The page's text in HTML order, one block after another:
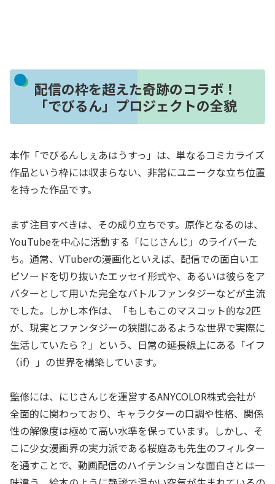
配信の枠を超えた奇跡のコラボ！
「でびるん」プロジェクトの全貌
本作「でびるんしぇあはうすっ」は、単なるコミカライズ
作品という枠には収まらない、非常にユニークな立ち位置
を持った作品です。
まず注目すべきは、その成り立ちです。原作となるのは、
YouTubeを中心に活動する「にじさんじ」のライバーた
ち。通常、VTuberの漫画化といえば、配信での面白いエ
ピソードを切り抜いたエッセイ形式や、あるいは彼らをア
バターとして用いた完全なバトルファンタジーなどが主流
でした。しかし本作は、「もしもこのマスコット的な2匹
が、現実とファンタジーの狭間にあるような世界で実際に
生活していたら？」という、日常の延長線上にある「イフ
（if）」の世界を構築しています。
監修には、にじさんじを運営するANYCOLOR株式会社が
全面的に関わっており、キャラクターの口調や性格、関係
性の解像度は極めて高い水準を保っています。しかし、そ
こに少女漫画界の実力派である桜庭あも先生のフィルター
を通すことで、動画配信のハイテンションな面白さとは一